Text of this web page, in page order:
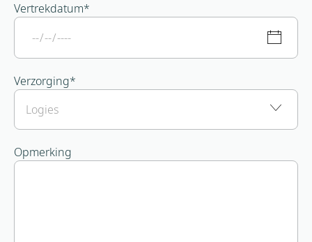
Vertrekdatum*
Verzorging*
Opmerking